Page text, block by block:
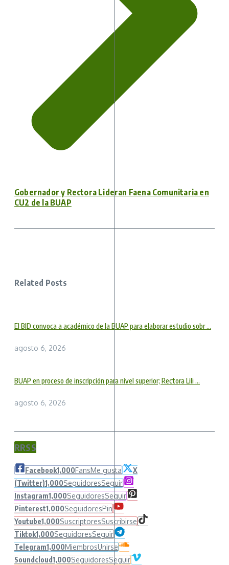
Gobernador y Rectora Lideran Faena Comunitaria en
CU2 de la BUAP
Related Posts
El BID convoca a académico de la BUAP para elaborar estudio sobr ...
agosto 6, 2026
BUAP en proceso de inscripción para nivel superior; Rectora Lili ...
agosto 6, 2026
RRSS
Facebook1,000FansMe gusta
X
(Twitter)1,000SeguidoresSeguir
Instagram1,000SeguidoresSeguir
Pinterest1,000SeguidoresPin
Youtube1,000SuscriptoresSuscribirse
Tiktok1,000SeguidoresSeguir
Telegram1,000MiembrosUnirse
Soundcloud1,000SeguidoresSeguir